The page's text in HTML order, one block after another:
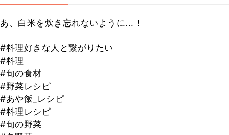
あ、白米を炊き忘れないように...！
#料理好きな人と繋がりたい
#料理
#旬の食材
#野菜レシピ
#あや飯_レシピ
#料理レシピ
#旬の野菜